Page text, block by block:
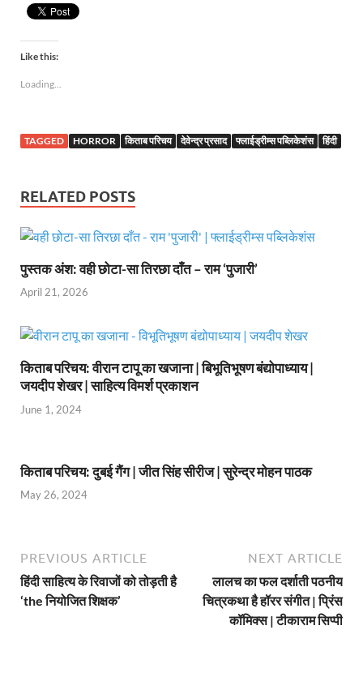
Like this:
Loading...
TAGGED HORROR किताब परिचय देवेन्द्र प्रसाद फ्लाईड्रीम्स पब्लिकेशंस हिंदी
RELATED POSTS
पुस्तक अंश: वही छोटा-सा तिरछा दाँत – राम ‘पुजारी’
April 21, 2026
किताब परिचय: वीरान टापू का खजाना | बिभूतिभूषण बंद्योपाध्याय |
जयदीप शेखर | साहित्य विमर्श प्रकाशन
June 1, 2024
किताब परिचय: दुबई गैंग | जीत सिंह सीरीज | सुरेन्द्र मोहन पाठक
May 26, 2024
PREVIOUS ARTICLE
हिंदी साहित्य के रिवाजों को तोड़ती है
‘the नियोजित शिक्षक’
NEXT ARTICLE
लालच का फल दर्शाती पठनीय
चित्रकथा है हॉरर संगीत | प्रिंस
कॉमिक्स | टीकाराम सिप्पी